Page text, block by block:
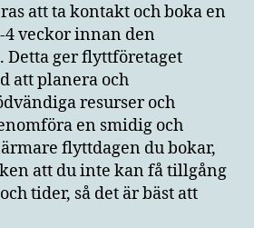
att ta kontakt och boka en
veckor innan den
ger flyttföretaget
att planera och
resurser och
en smidig och
flyttdagen du bokar,
att du inte kan få tillgång
tider, så det är bäst att